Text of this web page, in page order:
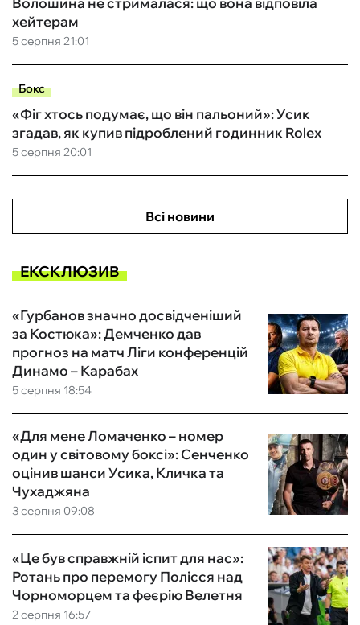
5 серпня 21:01
хейтерам
Бокс
5 серпня 20:01
«Фіг хтось подумає, що він пальоний»: Усик
згадав, як купив підроблений годинник Rolex
Всі новини
ЕКСКЛЮЗИВ
5 серпня 18:54
«Гурбанов значно досвідченіший
за Костюка»: Демченко дав
прогноз на матч Ліги конференцій
Динамо – Карабах
3 серпня 09:08
«Для мене Ломаченко – номер
один у світовому боксі»: Сенченко
оцінив шанси Усика, Кличка та
Чухаджяна
2 серпня 16:57
«Це був справжній іспит для нас»:
Ротань про перемогу Полісся над
Чорноморцем та феєрію Велетня